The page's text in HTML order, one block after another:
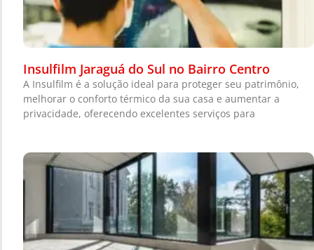
Insulfilm Jaraguá do Sul no Bairro Centro
A Insulfilm é a solução ideal para proteger seu patrimônio,
melhorar o conforto térmico da sua casa e aumentar a
privacidade, oferecendo excelentes serviços para